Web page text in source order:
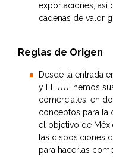
exportaciones, así
cadenas de valor
Reglas de Origen
Desde la entrada
y EE.UU. hemos
comerciales, en
conceptos para la
el objetivo de
las disposiciones
para hacerlas